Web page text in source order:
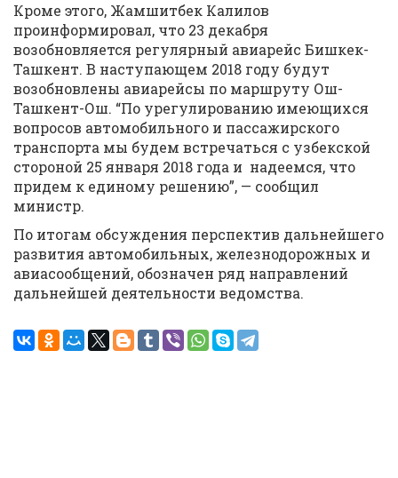
Кроме этого, Жамшитбек Калилов
проинформировал, что 23 декабря
возобновляется регулярный авиарейс Бишкек-
Ташкент. В наступающем 2018 году будут
возобновлены авиарейсы по маршруту Ош-
Ташкент-Ош. “По урегулированию имеющихся
вопросов автомобильного и пассажирского
транспорта мы будем встречаться с узбекской
стороной 25 января 2018 года и надеемся, что
придем к единому решению”, — сообщил
министр.
По итогам обсуждения перспектив дальнейшего
развития автомобильных, железнодорожных и
авиасообщений, обозначен ряд направлений
дальнейшей деятельности ведомства.